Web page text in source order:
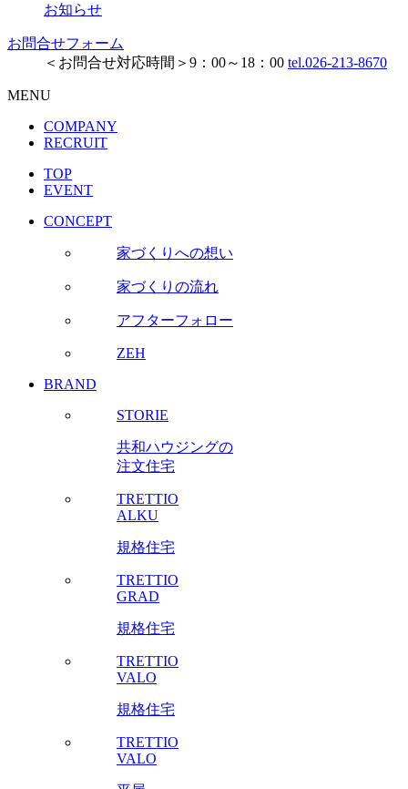
お知らせ
お問合せフォーム
＜お問合せ対応時間＞9：00～18：00 tel.026-213-8670
MENU
COMPANY
RECRUIT
TOP
EVENT
CONCEPT
家づくりへの想い
家づくりの流れ
アフターフォロー
ZEH
BRAND
STORIE
共和ハウジングの
注文住宅
TRETTIO
ALKU
規格住宅
TRETTIO
GRAD
規格住宅
TRETTIO
VALO
規格住宅
TRETTIO
VALO